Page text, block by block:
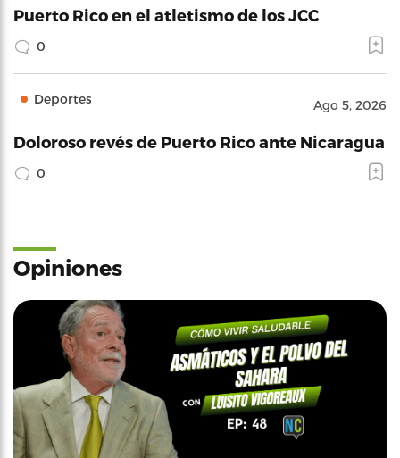
Puerto Rico en el atletismo de los JCC
0
Deportes Ago 5, 2026
Doloroso revés de Puerto Rico ante Nicaragua
0
Opiniones